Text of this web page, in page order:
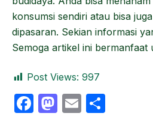
konsumsi sendiri atau bisa
dipasaran. Sekian informasi
Semoga artikel ini bermanfaat
Post Views: 997
F
M E